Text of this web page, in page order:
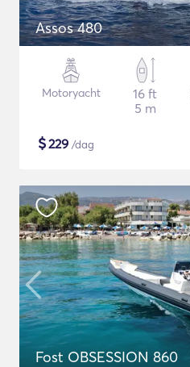
Assos 480
Motoryacht
16 ft
5 m
$229 /dag
Fost OBSESSION 860